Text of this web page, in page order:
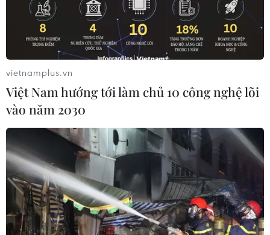
quyền Damascus bác bỏ điều này.
vietnamplus.vn
Việt Nam hướng tới làm chủ 10 công nghệ lõi
vào năm 2030